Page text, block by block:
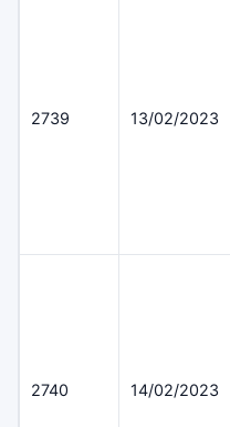
2739 13/02/2023
2740 14/02/2023